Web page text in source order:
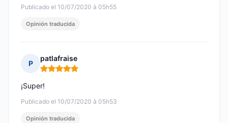
Publicado el 10/07/2020 à 05h55
Opinión traducida
P
patlafraise
Nota: 5 de 5
Publicado el 10/07/2020 à 05h53
¡Super!
Opinión traducida